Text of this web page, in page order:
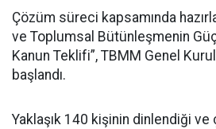
Çözüm süreci kapsamında
ve Toplumsal Bütünleşmenin
Kanun Teklifi”, TBMM Genel
başlandı.
Yaklaşık 140 kişinin dinlendiği ve